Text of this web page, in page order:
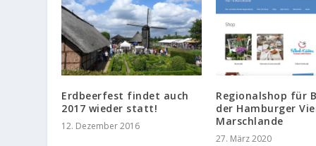
Erdbeerfest findet auch
2017 wieder statt!
12. Dezember 2016
Regionalshop für
der Hamburger
Marschlande
27. März 2020